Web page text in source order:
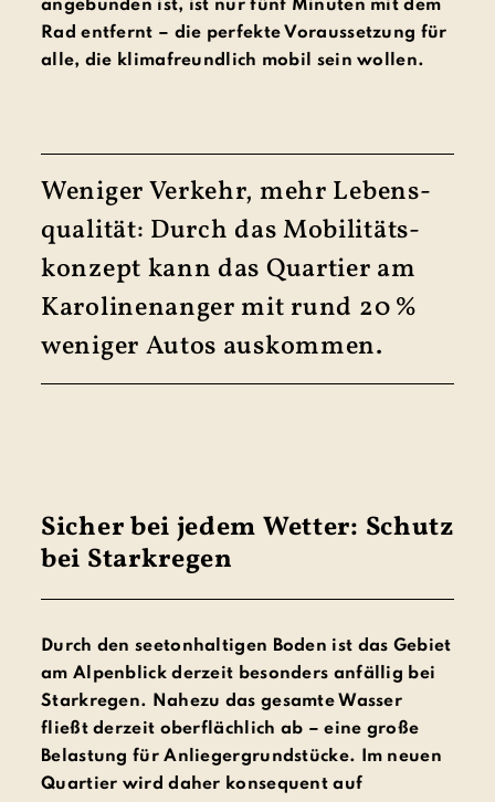
angebunden ist, ist nur fünf Minuten mit dem
Rad entfernt – die perfekte Voraussetzung für
alle, die klimafreundlich mobil sein wollen.
Weniger Verkehr, mehr Lebens­
qualität: Durch das Mobi­litäts­
kon­zept kann das Quar­tier am
Karo­linen­anger mit rund 20 %
weniger Autos aus­kommen.
Sicher bei jedem Wetter: Schutz
bei Starkregen
Durch den seetonhaltigen Boden ist das Gebiet
am Alpenblick derzeit besonders anfällig bei
Starkregen. Nahezu das gesamte Wasser
fließt derzeit oberflächlich ab – eine große
Belastung für Anliegergrundstücke. Im neuen
Quartier wird daher konsequent auf